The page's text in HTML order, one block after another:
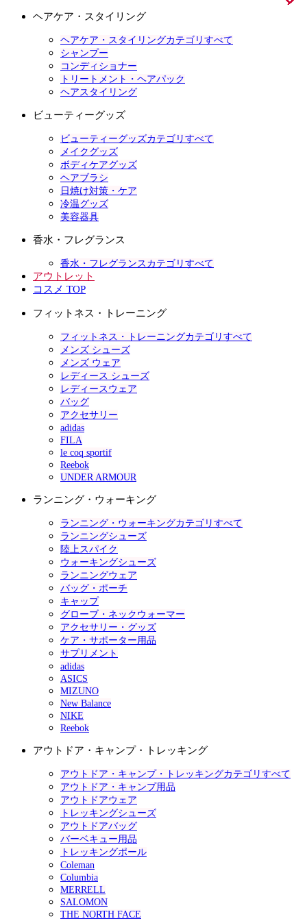
ヘアケア・スタイリング
ヘアケア・スタイリングカテゴリすべて
シャンプー
コンディショナー
トリートメント・ヘアパック
ヘアスタイリング
ビューティーグッズ
ビューティーグッズカテゴリすべて
メイクグッズ
ボディケアグッズ
ヘアブラシ
日焼け対策・ケア
冷温グッズ
美容器具
香水・フレグランス
香水・フレグランスカテゴリすべて
アウトレット
コスメ TOP
フィットネス・トレーニング
フィットネス・トレーニングカテゴリすべて
メンズ シューズ
メンズ ウェア
レディース シューズ
レディースウェア
バッグ
アクセサリー
adidas
FILA
le coq sportif
Reebok
UNDER ARMOUR
ランニング・ウォーキング
ランニング・ウォーキングカテゴリすべて
ランニングシューズ
陸上スパイク
ウォーキングシューズ
ランニングウェア
バッグ・ポーチ
キャップ
グローブ・ネックウォーマー
アクセサリー・グッズ
ケア・サポーター用品
サプリメント
adidas
ASICS
MIZUNO
New Balance
NIKE
Reebok
アウトドア・キャンプ・トレッキング
アウトドア・キャンプ・トレッキングカテゴリすべて
アウトドア・キャンプ用品
アウトドアウェア
トレッキングシューズ
アウトドアバッグ
バーベキュー用品
トレッキングポール
Coleman
Columbia
MERRELL
SALOMON
THE NORTH FACE